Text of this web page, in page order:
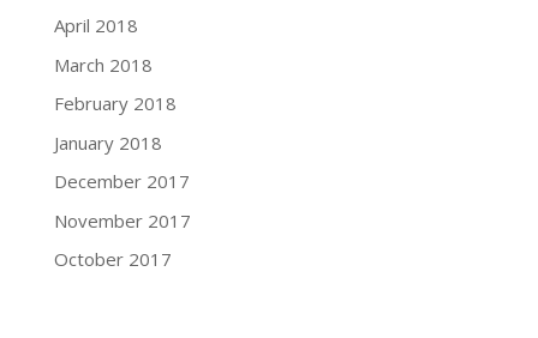
April 2018
March 2018
February 2018
January 2018
December 2017
November 2017
October 2017